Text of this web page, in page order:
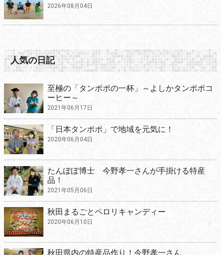
2026年08月04日
人気の日記
至極の「タンポポの一杯」～よしかタンポポコ
ーヒー～
2021年06月17日
「日本タンポポ」で地域を元気に！
2020年06月04日
たんぽぽ博士 今野孝一さんが手掛ける特産
品！
2021年05月06日
秋田まるごとペロリキャンディー
2020年06月10日
秋田県内の特産品作り！今野孝一さん